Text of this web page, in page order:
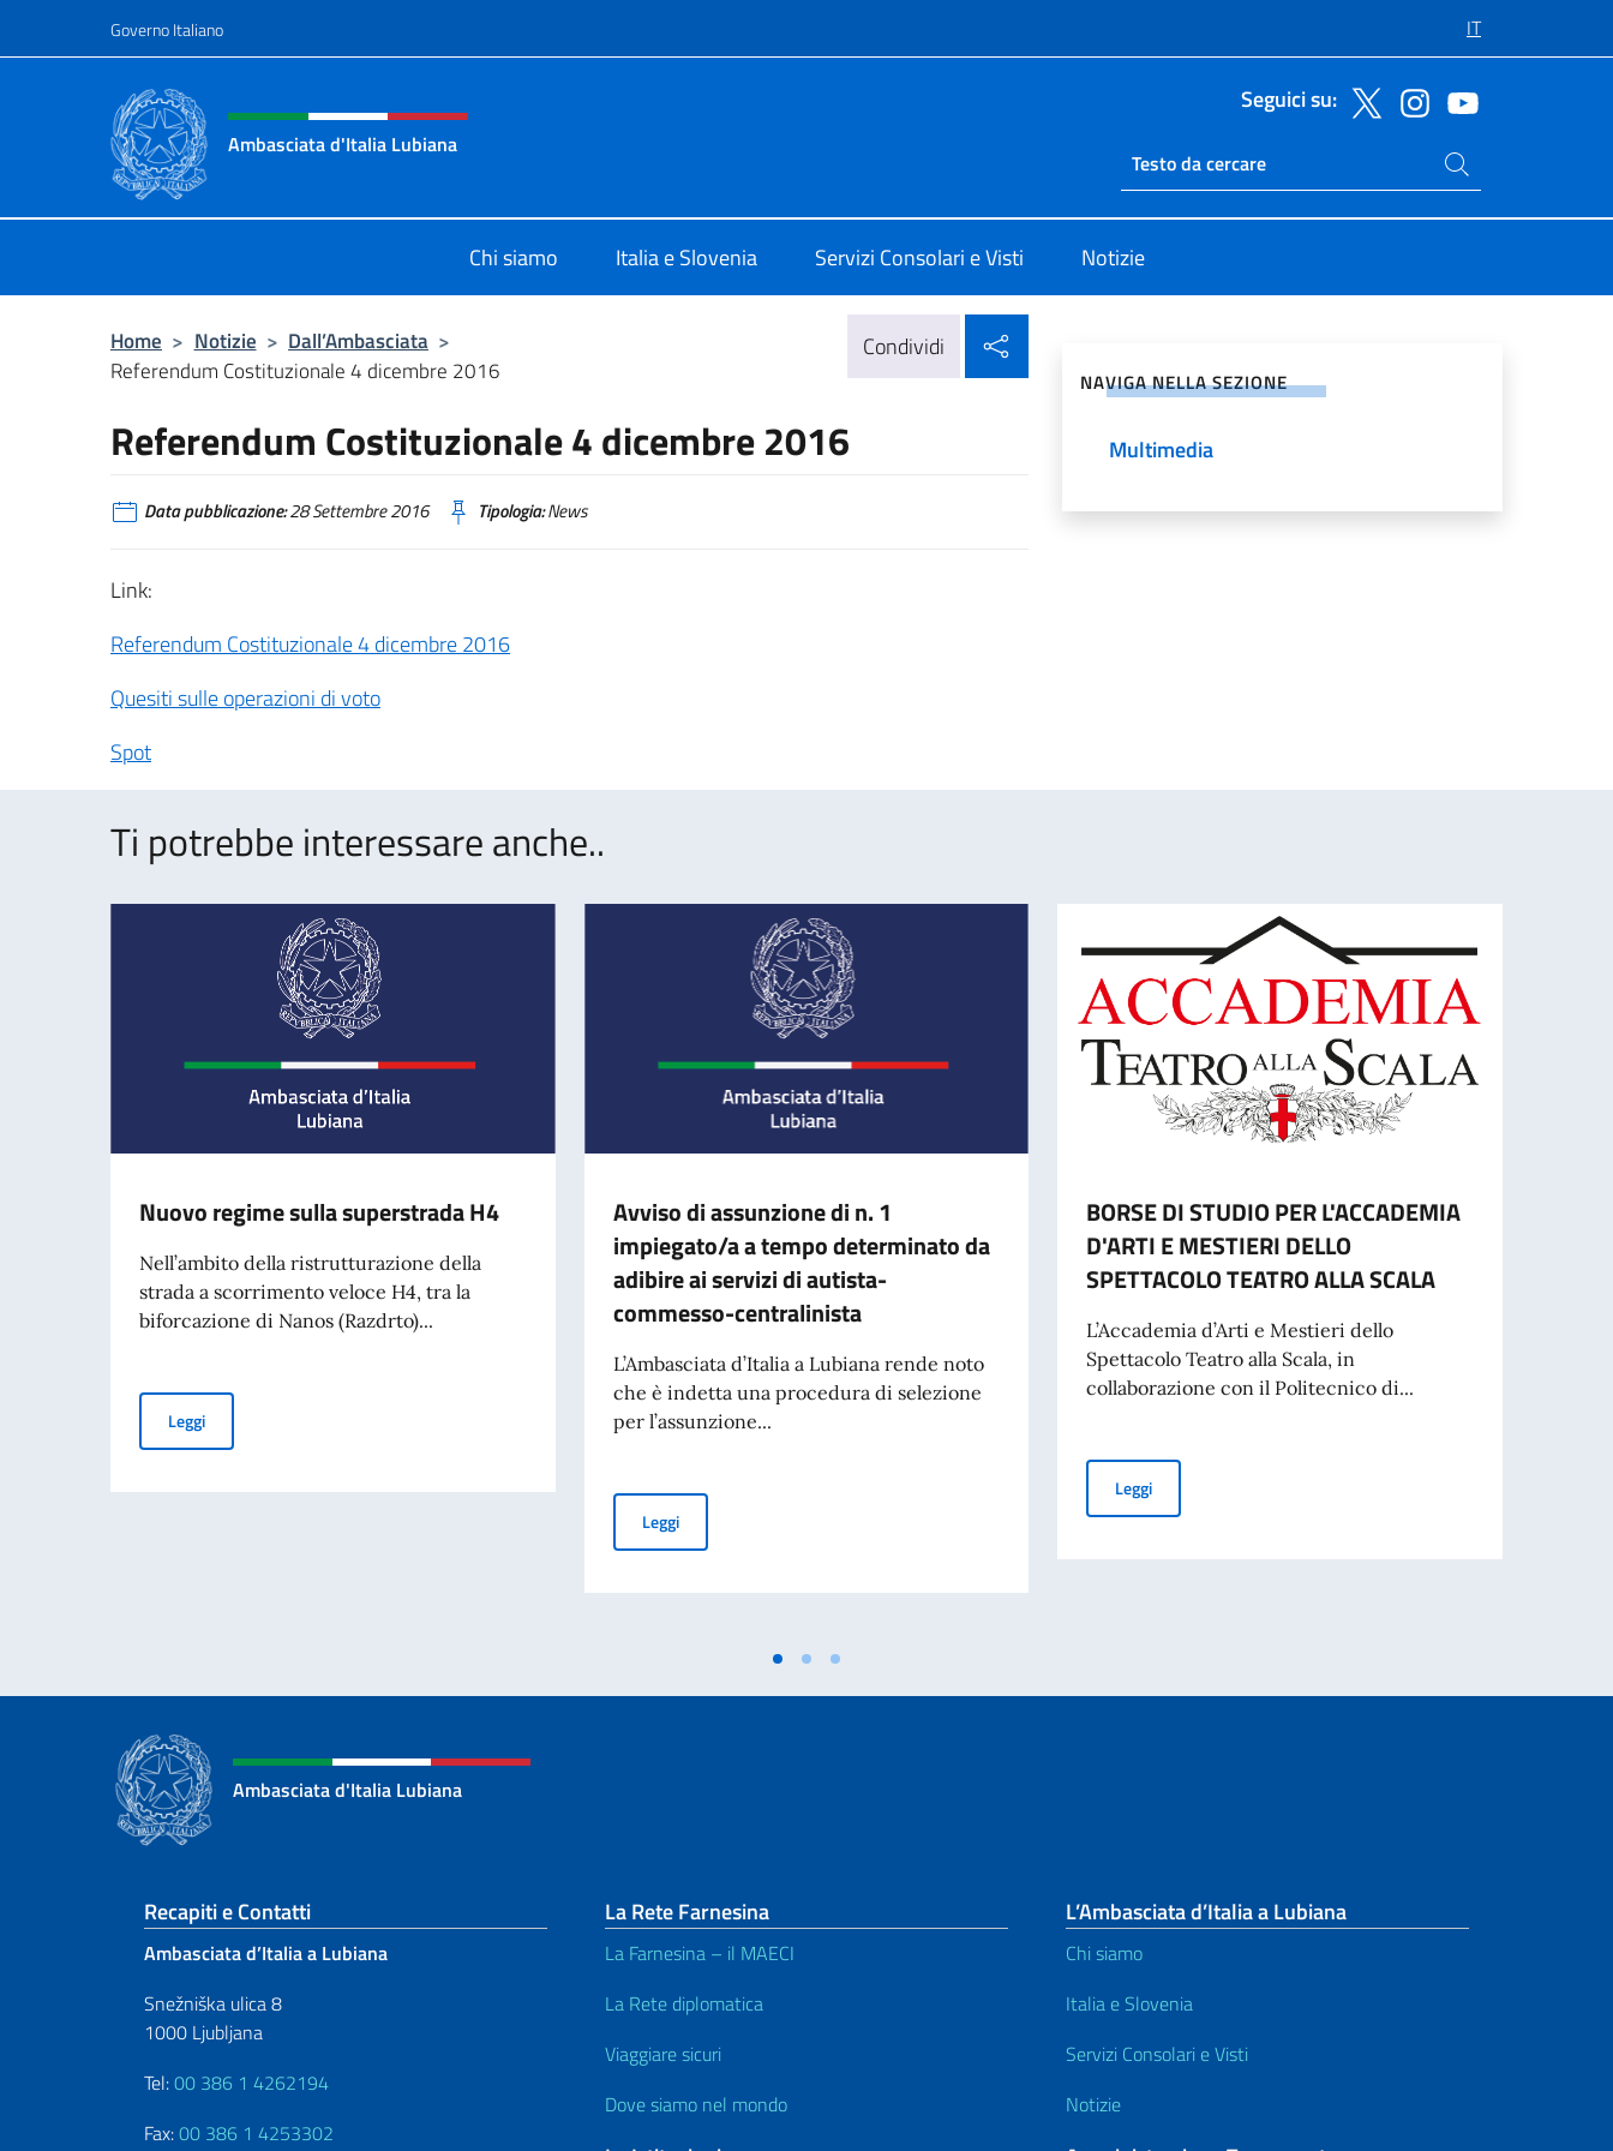
Governo Italiano IT
Intestazione sito, social e menù
Ambasciata d'Italia Lubiana
Seguici su:
Ricerca sito live
Cerca nel sito
Chi siamo Italia e Slovenia Servizi Consolari e Visti Notizie
Home > Notizie > Dall’Ambasciata >
Referendum Costituzionale 4 dicembre 2016
Condividi
Referendum Costituzionale 4 dicembre 2016
Data pubblicazione:28 Settembre 2016 Tipologia:News
Link:
Referendum Costituzionale 4 dicembre 2016
Quesiti sulle operazioni di voto
Spot
NAVIGA NELLA SEZIONE
Multimedia
Ti potrebbe interessare anche..
Nuovo regime sulla superstrada H4
Nell’ambito della ristrutturazione della
strada a scorrimento veloce H4, tra la
biforcazione di Nanos (Razdrto)...
LeggiNuovo regime sulla superstrada H4
Avviso di assunzione di n. 1
impiegato/a a tempo determinato da
adibire ai servizi di autista-
commesso-centralinista
L’Ambasciata d’Italia a Lubiana rende noto
che è indetta una procedura di selezione
per l’assunzione...
LeggiAvviso di assunzione di n. 1 impiegato/a a tempo determinato da adibire ai servizi di autista-commesso-centralinista
BORSE DI STUDIO PER L'ACCADEMIA
D'ARTI E MESTIERI DELLO
SPETTACOLO TEATRO ALLA SCALA
L’Accademia d’Arti e Mestieri dello
Spettacolo Teatro alla Scala, in
collaborazione con il Politecnico di...
LeggiBORSE DI STUDIO PER L'ACCADEMIA D'ARTI E MESTIERI DELLO
Ambasciata d'Italia Lubiana
Sezione footer
Recapiti e Contatti
Ambasciata d’Italia a Lubiana
Snežniška ulica 8
1000 Ljubljana
Tel:00 386 1 4262194
Fax:00 386 1 4253302
La Rete Farnesina
La Farnesina – il MAECI
La Rete diplomatica
Viaggiare sicuri
Dove siamo nel mondo
L’Ambasciata d’Italia a Lubiana
Chi siamo
Italia e Slovenia
Servizi Consolari e Visti
Notizie